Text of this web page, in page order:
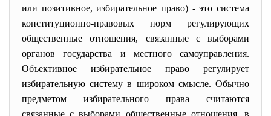
или позитивное, избирательное право) - это система
конституционно-правовых норм регулирующих
общественные отношения, связанные с выборами
органов государства и местного самоуправления.
Объективное избирательное право регулирует
избирательную систему в широком смысле. Обычно
предметом избирательного права считаются
связанные с выборами общественные отношения, в